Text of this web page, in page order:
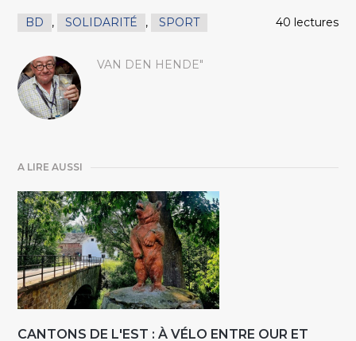
BD , SOLIDARITÉ , SPORT 40 lectures
VAN DEN HENDE"
A LIRE AUSSI
CANTONS DE L'EST : À VÉLO ENTRE OUR ET